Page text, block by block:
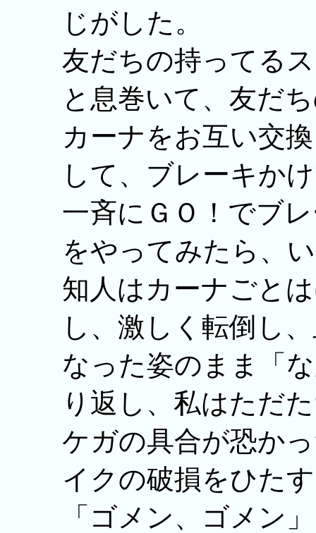
じがした。
友だちの持ってる
と息巻いて、友だ
カーナをお互い交
して、ブレーキか
一斉にＧＯ！でブ
をやってみたら、
知人はカーナごと
し、激しく転倒し
なった姿のまま「
り返し、私はただ
ケガの具合が恐か
イクの破損をひた
「ゴメン、ゴメン